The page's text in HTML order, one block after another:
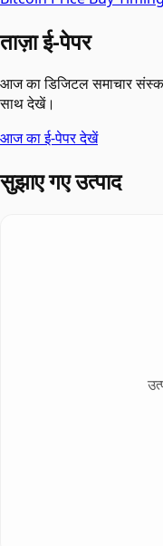
ताज़ा ई-पेपर
आज का डिजिटल समाचार
साथ देखें।
आज का ई-पेपर देखें
सुझाए गए उत्पाद